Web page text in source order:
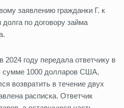
заявлению гражданки Г. к
по договору займа
2024 году передала ответчику в
сумме 1000 долларов США,
возвратить в течение двух
расписка. Ответчик